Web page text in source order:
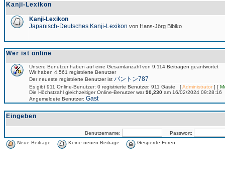
Kanji-Lexikon
Kanji-Lexikon
Japanisch-Deutsches Kanji-Lexikon von Hans-Jörg Bibiko
Wer ist online
Unsere Benutzer haben auf eine Gesamtanzahl von 9,114 Beiträgen geantwortet
Wir haben 4,561 registrierte Benutzer
Der neueste registrierte Benutzer ist パントン787
Es gibt 911 Online-Benutzer: 0 registrierte Benutzer, 911 Gäste [Administrator] [
Die Höchstzahl gleichzeitiger Online-Benutzer war90,230 am 16/02/2024 09:28:16
Angemeldete Benutzer: Gast
Eingeben
Benutzername:
Passwort:
Neue Beiträge
Keine neuen Beiträge Gesperrte Foren